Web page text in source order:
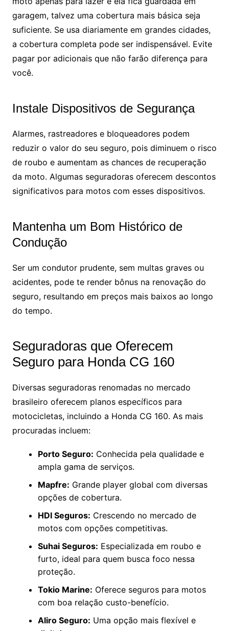
garagem, talvez uma cobertura mais básica seja
suficiente. Se usa diariamente em grandes cidades,
a cobertura completa pode ser indispensável. Evite
pagar por adicionais que não farão diferença para
você.
Instale Dispositivos de Segurança
Alarmes, rastreadores e bloqueadores podem
reduzir o valor do seu seguro, pois diminuem o risco
de roubo e aumentam as chances de recuperação
da moto. Algumas seguradoras oferecem descontos
significativos para motos com esses dispositivos.
Mantenha um Bom Histórico de
Condução
Ser um condutor prudente, sem multas graves ou
acidentes, pode te render bônus na renovação do
seguro, resultando em preços mais baixos ao longo
do tempo.
Seguradoras que Oferecem
Seguro para Honda CG 160
Diversas seguradoras renomadas no mercado
brasileiro oferecem planos específicos para
motocicletas, incluindo a Honda CG 160. As mais
procuradas incluem:
Porto Seguro: Conhecida pela qualidade e
ampla gama de serviços.
Mapfre: Grande player global com diversas
opções de cobertura.
HDI Seguros: Crescendo no mercado de
motos com opções competitivas.
Suhai Seguros: Especializada em roubo e
furto, ideal para quem busca foco nessa
proteção.
Tokio Marine: Oferece seguros para motos
com boa relação custo-benefício.
Aliro Seguro: Uma opção mais flexível e